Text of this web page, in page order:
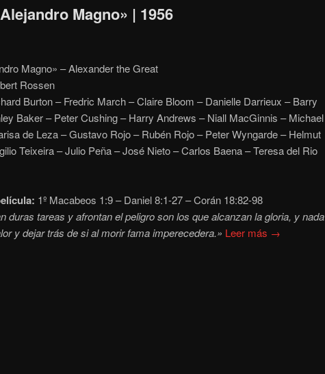
Magno» | 1956
Magno» – Alexander the Great
Rossen
Burton – Fredric March – Claire Bloom – Danielle Darrieux – Barry
Baker – Peter Cushing – Harry Andrews – Niall MacGinnis – Michael
de Leza – Gustavo Rojo – Rubén Rojo – Peter Wyngarde – Helmut
Teixeira – Julio Peña – José Nieto – Carlos Baena – Teresa del Rio
1º Macabeos 1:9 – Daniel 8:1-27 – Corán 18:82-98
duras tareas y afrontan el peligro son los que alcanzan la gloria, y nada
y dejar trás de si al morir fama imperecedera.» Leer más →